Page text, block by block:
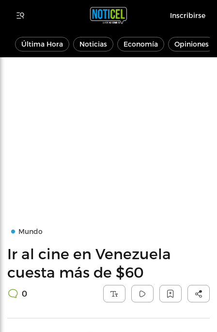
Inscribirse
Última Hora Noticias Economía Opiniones
Mundo
Ir al cine en Venezuela
cuesta más de $60
0